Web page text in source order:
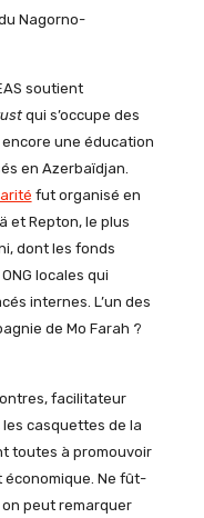
Nagorno-
soutient
qui s’occupe des
une éducation
en Azerbaïdjan.
fut organisé en
et Repton, le plus
dont les fonds
locales qui
internes. L’un des
de Mo Farah ?
facilitateur
casquettes de la
toutes à promouvoir
économique. Ne fût-
peut remarquer